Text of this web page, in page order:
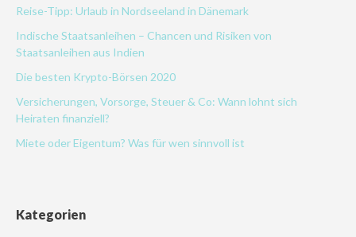
Reise-Tipp: Urlaub in Nordseeland in Dänemark
Indische Staatsanleihen – Chancen und Risiken von
Staatsanleihen aus Indien
Die besten Krypto-Börsen 2020
Versicherungen, Vorsorge, Steuer & Co: Wann lohnt sich
Heiraten finanziell?
Miete oder Eigentum? Was für wen sinnvoll ist
Kategorien